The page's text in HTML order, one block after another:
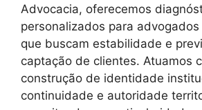
Advocacia, oferecemos
personalizados para
que buscam estabilidade e
captação de clientes. Atuamos
construção de identidade
continuidade e autoridade